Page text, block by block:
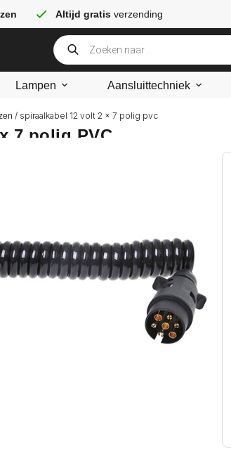
Altijd gratis verzending
Lampen Aansluittechniek
/ spiraalkabel 12 volt 2 x 7 polig pvc
7 polig PVC